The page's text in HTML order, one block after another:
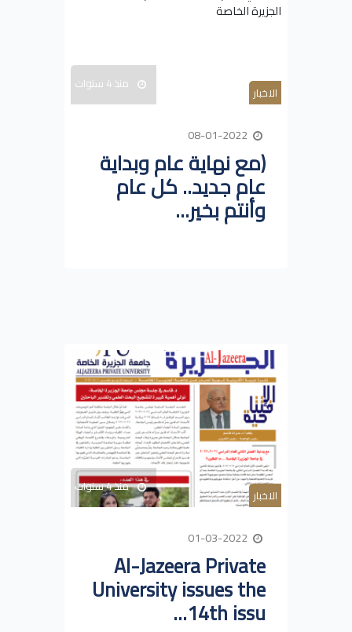
الاخبار منذ 4 سنوات
(مع نهاية عام وبداية
عام جديد.. كل عام
وأنتم بخير...
الاخبار منذ 4 سنوات
Al-Jazeera Private
University issues the
14th issu...